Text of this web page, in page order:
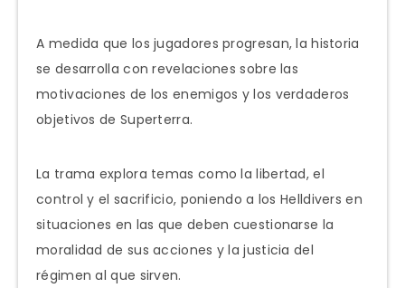
A medida que los jugadores progresan, la historia
se desarrolla con revelaciones sobre las
motivaciones de los enemigos y los verdaderos
objetivos de Superterra.
La trama explora temas como la libertad, el
control y el sacrificio, poniendo a los Helldivers en
situaciones en las que deben cuestionarse la
moralidad de sus acciones y la justicia del
régimen al que sirven.